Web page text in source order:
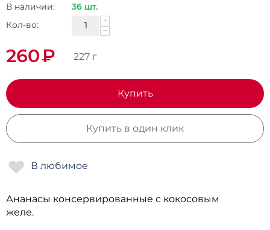
В наличии:
36 шт.
Кол-во:
+
−
260₽ 227 г
Купить
Купить в один клик
Ананасы консервированные с кокосовым
желе.